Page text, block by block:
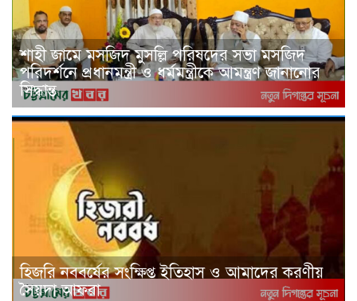
শাহী জামে মসজিদ মুসল্লি পরিষদের সভা মসজিদ
পরিদর্শনে প্রধানমন্ত্রী ও ধর্মমন্ত্রীকে আমন্ত্রণ জানানোর
সিদ্ধান্ত
হিজরি নববর্ষের সংক্ষিপ্ত ইতিহাস ও আমাদের করণীয়
সৈয়দা আফরা